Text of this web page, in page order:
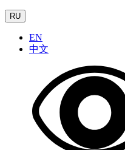
RU
EN
中文